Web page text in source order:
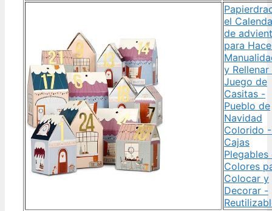
el
de
para
y Rellenar
Juego de
Casitas -
Pueblo de
Navidad
Colorido
Cajas
Plegables
Colores
Colocar y
Decorar -